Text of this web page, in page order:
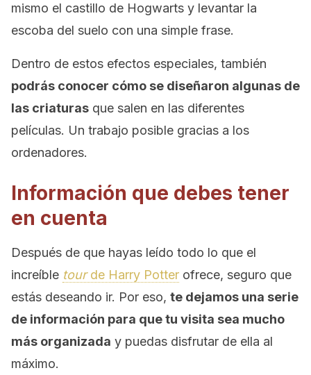
mismo el castillo de Hogwarts y levantar la
escoba del suelo con una simple frase.
Dentro de estos efectos especiales, también
podrás conocer cómo se diseñaron algunas de
las criaturas que salen en las diferentes
películas. Un trabajo posible gracias a los
ordenadores.
Información que debes tener
en cuenta
Después de que hayas leído todo lo que el
increíble tourde Harry Potter ofrece, seguro que
estás deseando ir. Por eso, te dejamos una serie
de información para que tu visita sea mucho
más organizada y puedas disfrutar de ella al
máximo.